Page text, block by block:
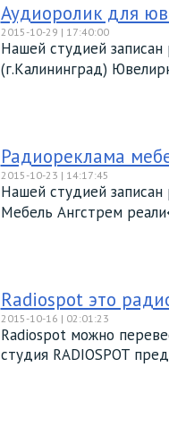
Аудиоролик для
2015-10-29 | 17:40:00
Нашей студией
(г.Калининград)
Радиореклама
2015-10-23 | 14:17:45
Нашей студией
Мебель Ангстрем
Radiospot это
2015-10-16 | 02:01:23
Radiospot можно
студия RADIOSPOT